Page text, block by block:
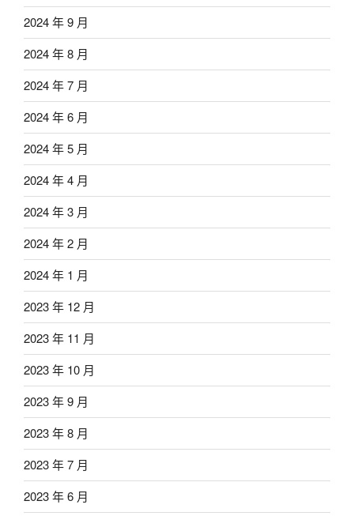
2024 年 9 月
2024 年 8 月
2024 年 7 月
2024 年 6 月
2024 年 5 月
2024 年 4 月
2024 年 3 月
2024 年 2 月
2024 年 1 月
2023 年 12 月
2023 年 11 月
2023 年 10 月
2023 年 9 月
2023 年 8 月
2023 年 7 月
2023 年 6 月